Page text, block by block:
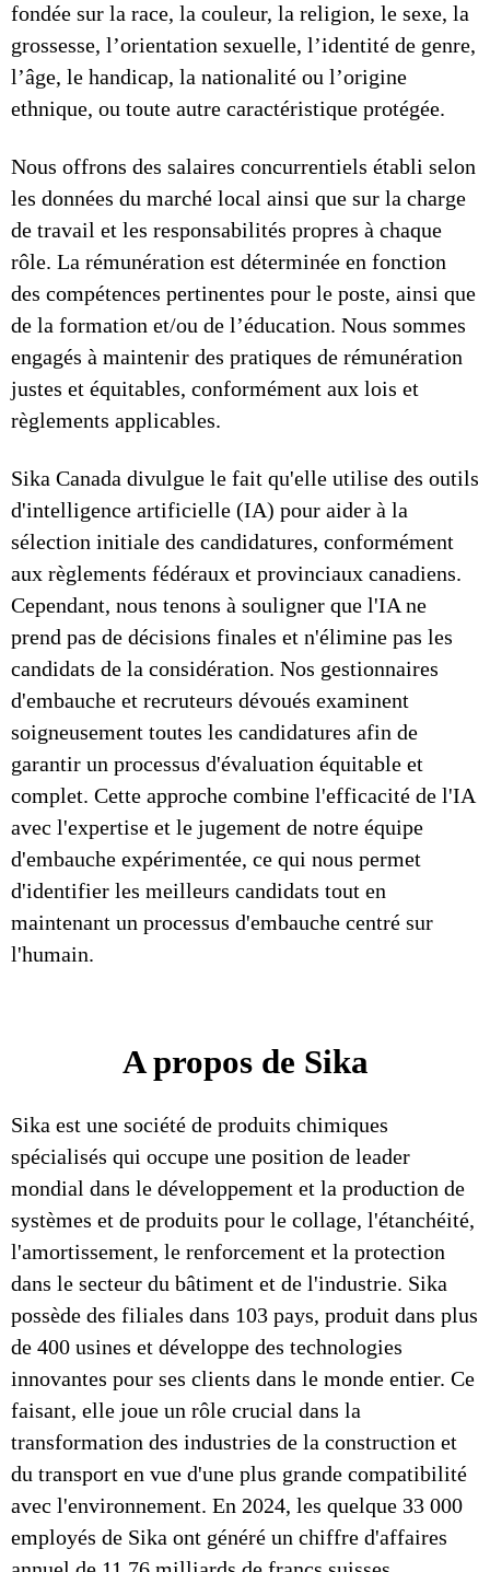
fondée sur la race, la couleur, la religion, le sexe, la
grossesse, l’orientation sexuelle, l’identité de genre,
l’âge, le handicap, la nationalité ou l’origine
ethnique, ou toute autre caractéristique protégée.
Nous offrons des salaires concurrentiels établi selon
les données du marché local ainsi que sur la charge
de travail et les responsabilités propres à chaque
rôle. La rémunération est déterminée en fonction
des compétences pertinentes pour le poste, ainsi que
de la formation et/ou de l’éducation. Nous sommes
engagés à maintenir des pratiques de rémunération
justes et équitables, conformément aux lois et
règlements applicables.
Sika Canada divulgue le fait qu'elle utilise des outils
d'intelligence artificielle (IA) pour aider à la
sélection initiale des candidatures, conformément
aux règlements fédéraux et provinciaux canadiens.
Cependant, nous tenons à souligner que l'IA ne
prend pas de décisions finales et n'élimine pas les
candidats de la considération. Nos gestionnaires
d'embauche et recruteurs dévoués examinent
soigneusement toutes les candidatures afin de
garantir un processus d'évaluation équitable et
complet. Cette approche combine l'efficacité de l'IA
avec l'expertise et le jugement de notre équipe
d'embauche expérimentée, ce qui nous permet
d'identifier les meilleurs candidats tout en
maintenant un processus d'embauche centré sur
l'humain.
A propos de Sika
Sika est une société de produits chimiques
spécialisés qui occupe une position de leader
mondial dans le développement et la production de
systèmes et de produits pour le collage, l'étanchéité,
l'amortissement, le renforcement et la protection
dans le secteur du bâtiment et de l'industrie. Sika
possède des filiales dans 103 pays, produit dans plus
de 400 usines et développe des technologies
innovantes pour ses clients dans le monde entier. Ce
faisant, elle joue un rôle crucial dans la
transformation des industries de la construction et
du transport en vue d'une plus grande compatibilité
avec l'environnement. En 2024, les quelque 33 000
employés de Sika ont généré un chiffre d'affaires